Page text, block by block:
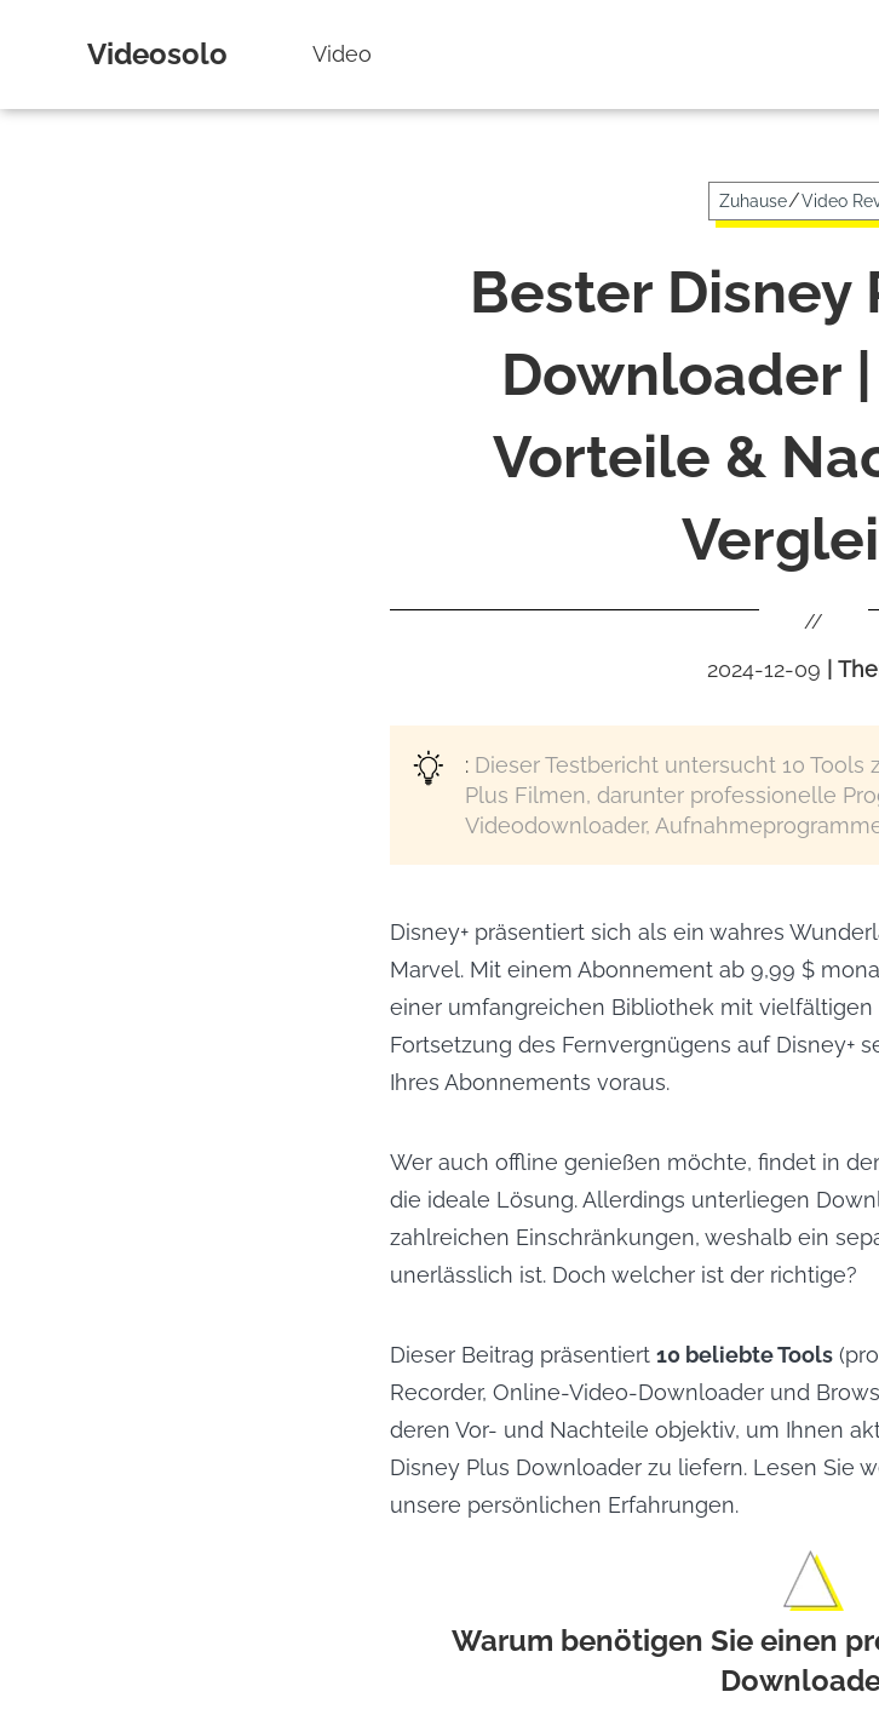
Videosolo Video
Zuhause/Video
Bester Disney
Downloader |
Vorteile &
//
2024-12-09
: Dieser Testbericht untersucht 10
Plus Filmen, darunter professionelle
Videodownloader,
Disney+ präsentiert sich als ein wahres
Marvel. Mit einem Abonnement ab 9,99 $
einer umfangreichen Bibliothek mit vielfältigen
Fortsetzung des Fernvergnügens auf Disney+
Ihres Abonnements voraus.
Wer auch offline genießen möchte, findet in
die ideale Lösung. Allerdings unterliegen
zahlreichen Einschränkungen, weshalb ein
unerlässlich ist. Doch welcher ist der richtige?
Dieser Beitrag präsentiert 10 beliebte Tools
Recorder, Online-Video-Downloader und
deren Vor- und Nachteile objektiv, um Ihnen
Disney Plus Downloader zu liefern. Lesen Sie
unsere persönlichen Erfahrungen.
Warum benötigen Sie einen